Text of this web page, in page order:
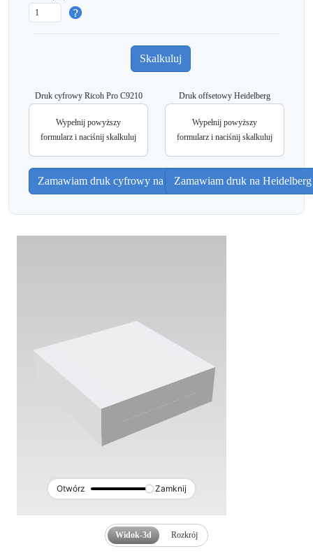
Druk cyfrowy Ricoh Pro C9210
Wypełnij powyższy
formularz i naciśnij skalkuluj
Druk offsetowy Heidelberg
Wypełnij powyższy
formularz i naciśnij skalkuluj
Otwórz Zamknij
Widok-3d Rozkrój